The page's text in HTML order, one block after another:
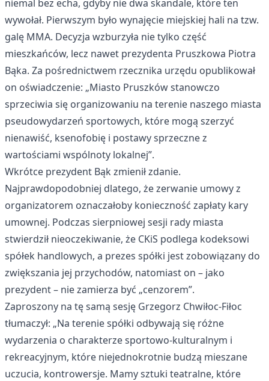
niemal bez echa, gdyby nie dwa skandale, które ten
wywołał. Pierwszym było wynajęcie miejskiej hali na tzw.
galę MMA. Decyzja wzburzyła nie tylko część
mieszkańców, lecz nawet prezydenta Pruszkowa Piotra
Bąka. Za pośrednictwem rzecznika urzędu opublikował
on oświadczenie: „Miasto Pruszków stanowczo
sprzeciwia się organizowaniu na terenie naszego miasta
pseudowydarzeń sportowych, które mogą szerzyć
nienawiść, ksenofobię i postawy sprzeczne z
wartościami wspólnoty lokalnej”.
Wkrótce prezydent Bąk zmienił zdanie.
Najprawdopodobniej dlatego, że zerwanie umowy z
organizatorem oznaczałoby konieczność zapłaty kary
umownej. Podczas sierpniowej sesji rady miasta
stwierdził nieoczekiwanie, że CKiS podlega kodeksowi
spółek handlowych, a prezes spółki jest zobowiązany do
zwiększania jej przychodów, natomiast on – jako
prezydent – nie zamierza być „cenzorem”.
Zaproszony na tę samą sesję Grzegorz Chwiłoc-Fiłoc
tłumaczył: „Na terenie spółki odbywają się różne
wydarzenia o charakterze sportowo-kulturalnym i
rekreacyjnym, które niejednokrotnie budzą mieszane
uczucia, kontrowersje. Mamy sztuki teatralne, które